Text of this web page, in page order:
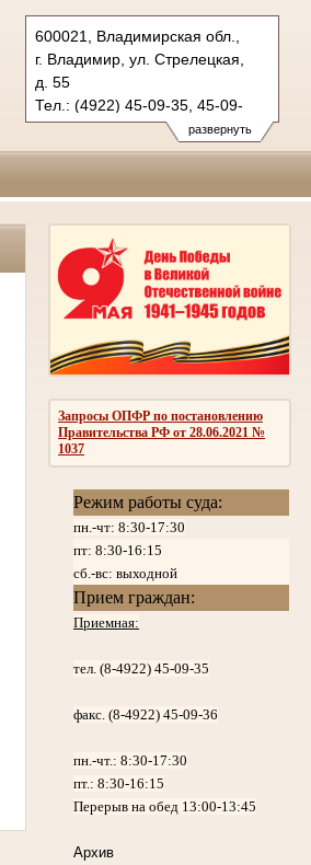
развернуть
600021, Владимирская обл.,
г. Владимир, ул. Стрелецкая,
д. 55
Тел.: (4922) 45-09-35, 45-09-
36 (ф.)
leninsky.wld@sudrf.ru
Запросы ОПФР по постановлению
Правительства РФ от 28.06.2021 №
1037
Режим работы суда:
пн.-чт: 8:30-17:30
пт: 8:30-16:15
сб.-вс: выходной
Прием граждан:
Приемная:
тел. (8-4922) 45-09-35
факс. (8-4922) 45-09-36
пн.-чт.:8:30-17:30
пт.:8:30-16:15
Перерыв на обед 13:00-13:45
Архив